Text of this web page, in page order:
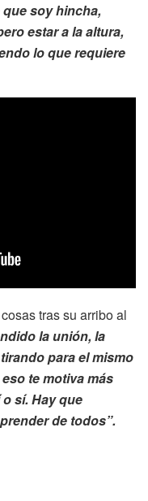
soy hincha,
estar a la altura,
lo que requiere
tras su arribo al
la unión, la
para el mismo
te motiva más
sí. Hay que
de todos”.